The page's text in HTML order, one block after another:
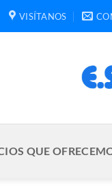
VISÍTANOS
QUE